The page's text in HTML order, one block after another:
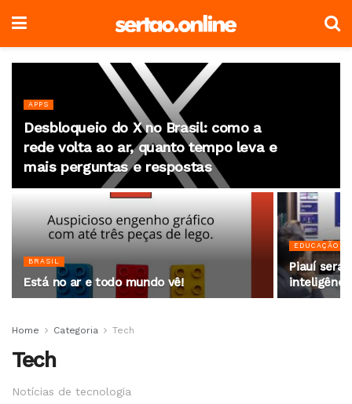
APPS
Desbloqueio do X no Brasil: como a
rede volta ao ar, quanto tempo leva e
mais perguntas e respostas
BRASIL
Está no ar e todo mundo vê!
EDUCAÇÃO
Piauí será
Home Categoria Tech
Tech
Notícias de tecnologia